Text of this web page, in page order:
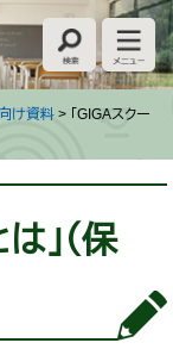
け資料 > 「GIGAスクー
」（保